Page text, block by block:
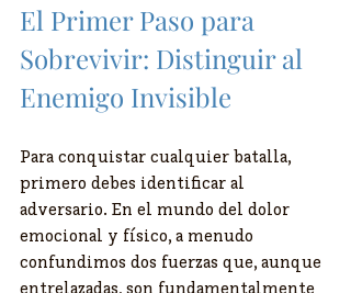
El Primer Paso para
Sobrevivir: Distinguir al
Enemigo Invisible
Para conquistar cualquier batalla,
primero debes identificar al
adversario. En el mundo del dolor
emocional y físico, a menudo
confundimos dos fuerzas que, aunque
entrelazadas, son fundamentalmente